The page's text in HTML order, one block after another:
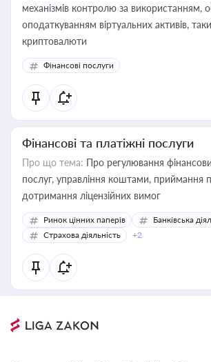
механізмів контролю за використанням,
оподаткуванням віртуальних активів,
криптовалюти
Фінансові послуги
Фінансові та платіжні послуги
Про що тема: Про регулювання
послуг, управління коштами, приймання платежів та
дотримання ліцензійних вимог
Ринок цінних паперів
Банківська
Страхова діяльність
+2